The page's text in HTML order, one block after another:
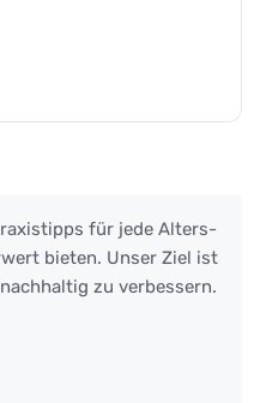
für jede Alters-
bieten. Unser Ziel ist
zu verbessern.